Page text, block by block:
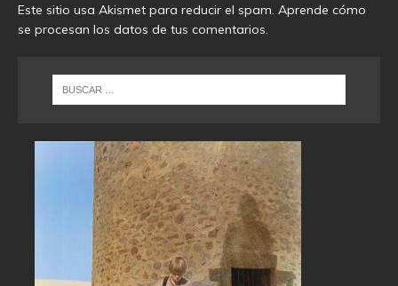
Este sitio usa Akismet para reducir el spam. Aprende cómo
se procesan los datos de tus comentarios.